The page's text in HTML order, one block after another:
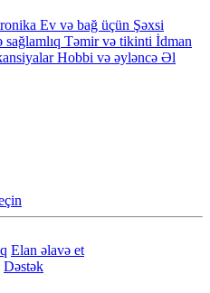
Ev və bağ üçün Şəxsi
Təmir və tikinti İdman
Hobbi və əyləncə Əl
Elan əlavə et
Dəstək